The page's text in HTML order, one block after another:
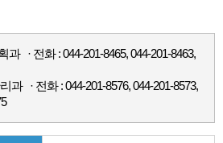
과 · 전화 : 044-201-8465, 044-201-8463,
과 · 전화 : 044-201-8576, 044-201-8573,